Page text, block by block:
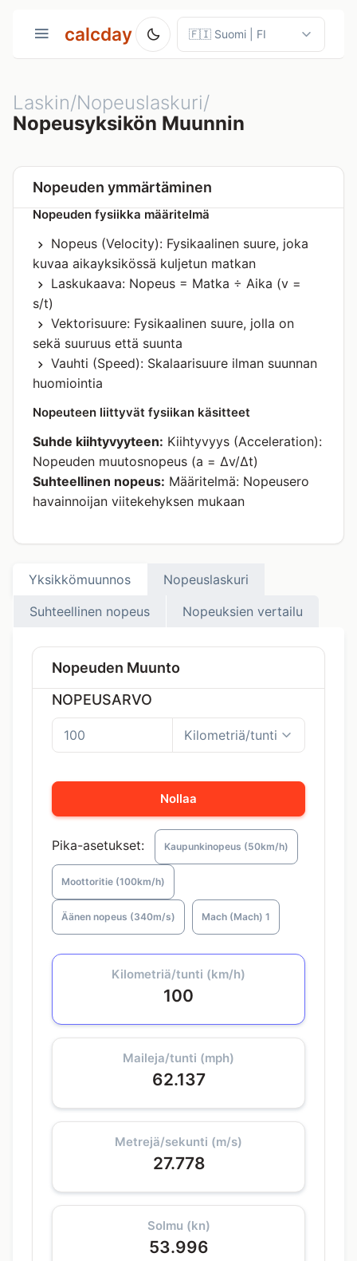
calcday
Laskin/Nopeuslaskuri/
Nopeusyksikön Muunnin
Nopeuden ymmärtäminen
Nopeuden fysiikka määritelmä
Nopeus (Velocity): Fysikaalinen suure, joka
kuvaa aikayksikössä kuljetun matkan
Laskukaava: Nopeus = Matka ÷ Aika (v =
s/t)
Vektorisuure: Fysikaalinen suure, jolla on
sekä suuruus että suunta
Vauhti (Speed): Skalaarisuure ilman suunnan
huomiointia
Nopeuteen liittyvät fysiikan käsitteet
Suhde kiihtyvyyteen: Kiihtyvyys (Acceleration):
Nopeuden muutosnopeus (a = Δv/Δt)
Suhteellinen nopeus: Määritelmä: Nopeusero
havainnoijan viitekehyksen mukaan
Yksikkömuunnos
Nopeuslaskuri
Suhteellinen nopeus
Nopeuksien vertailu
Nopeuden Muunto
NOPEUSARVO
Nollaa
Pika-asetukset: Kaupunkinopeus (50km/h)
Moottoritie (100km/h)
Äänen nopeus (340m/s) Mach (Mach) 1
Kilometriä/tunti (km/h)
100
Maileja/tunti (mph)
62.137
Metrejä/sekunti (m/s)
27.778
Solmu (kn)
53.996